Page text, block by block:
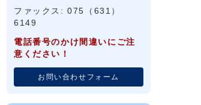
ファックス: 075（631）
6149
電話番号のかけ間違いにご注
意ください！
お問い合わせフォーム